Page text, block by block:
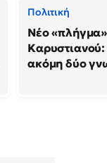
Πολιτική
Νέο
ακόμη δύο